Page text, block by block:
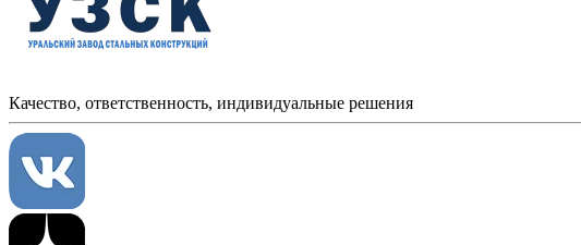
Качество, ответственность, индивидуальные решения